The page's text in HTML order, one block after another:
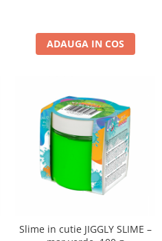
ADAUGA IN COS
Slime in cutie JIGGLY SLIME –